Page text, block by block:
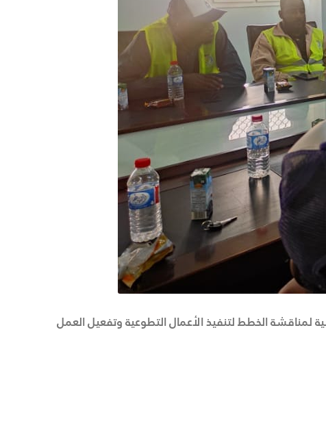
بلدية بنت بية لمناقشة الخطط لتنفيذ الأعمال التطوعية وتفعيل العمل